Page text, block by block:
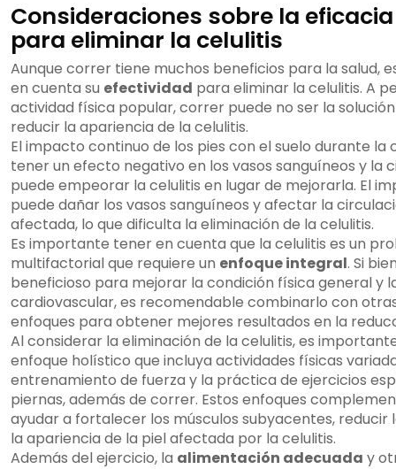
Consideraciones sobre la
para eliminar la celulitis
Aunque correr tiene muchos beneficios para la salud,
en cuenta su efectividad para eliminar la celulitis. A
actividad física popular, correr puede no ser la
reducir la apariencia de la celulitis.
El impacto continuo de los pies con el suelo durante la
tener un efecto negativo en los vasos sanguíneos y la
puede empeorar la celulitis en lugar de mejorarla. El
puede dañar los vasos sanguíneos y afectar la
afectada, lo que dificulta la eliminación de la celulitis.
Es importante tener en cuenta que la celulitis es un
multifactorial que requiere un enfoque integral. Si
beneficioso para mejorar la condición física general y
cardiovascular, es recomendable combinarlo con
enfoques para obtener mejores resultados en la
Al considerar la eliminación de la celulitis, es
enfoque holístico que incluya actividades físicas
entrenamiento de fuerza y la práctica de ejercicios
piernas, además de correr. Estos enfoques
ayudar a fortalecer los músculos subyacentes, reducir
la apariencia de la piel afectada por la celulitis.
Además del ejercicio, la alimentación adecuada y